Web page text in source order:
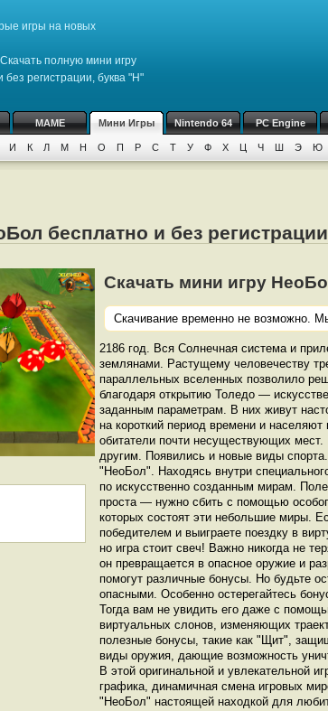
игры на новых
Скачать полную мини игру
без регистрации, буква "Н"
MAME Мини Игры Nintendo 64 PC Engine
И К Л М Н О П Р С Т У Ф Х Ц Ч Ш Э Ю
бесплатно и без регистрации
Скачать мини игру
Скачивание временно не возможно.
2186 год. Вся Солнечная система и
землянами. Растущему человечеству
параллельных вселенных позволило
благодаря открытию Толедо —
заданным параметрам. В них живут
на короткий период времени и
обитатели почти несуществующих
другим. Появились и новые виды
"НеоБол". Находясь внутри
по искусственно созданным мирам.
проста — нужно сбить с помощью
которых состоят эти небольшие миры.
победителем и выиграете поездку в
но игра стоит свеч! Важно никогда не
он превращается в опасное оружие и
помогут различные бонусы. Но будьте
опасными. Особенно остерегайтесь
Тогда вам не увидить его даже с
виртуальных слонов, изменяющих
полезные бонусы, такие как "Щит",
виды оружия, дающие возможность
В этой оригинальной и увлекательной
графика, динамичная смена игровых
"НеоБол" настоящей находкой для